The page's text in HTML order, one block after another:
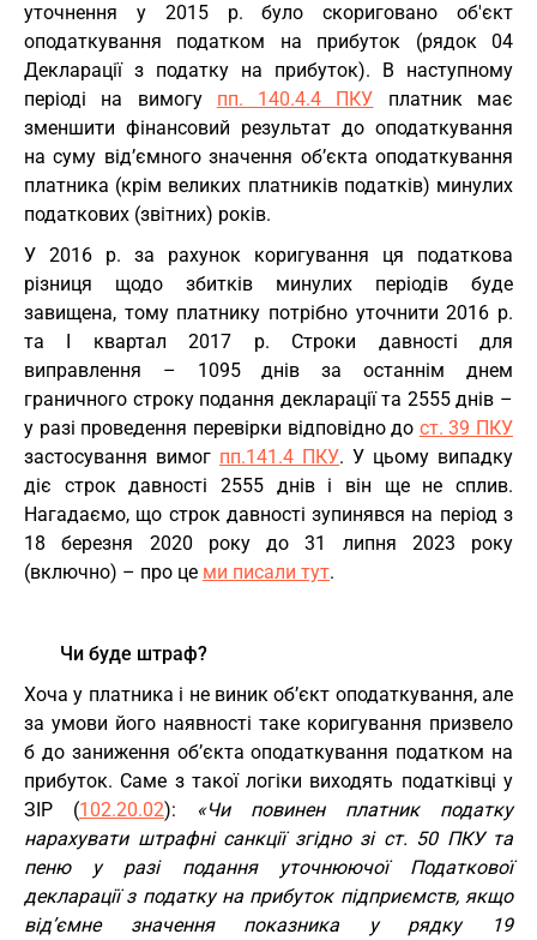
уточнення у 2015 р. було скориговано об'єкт
оподаткування податком на прибуток (рядок 04
Декларації з податку на прибуток). В наступному
періоді на вимогу пп. 140.4.4 ПКУ платник має
зменшити фінансовий результат до оподаткування
на суму від’ємного значення об’єкта оподаткування
платника (крім великих платників податків) минулих
податкових (звітних) років.
У 2016 р. за рахунок коригування ця податкова
різниця щодо збитків минулих періодів буде
завищена, тому платнику потрібно уточнити 2016 р.
та І квартал 2017 р. Строки давності для
виправлення – 1095 днів за останнім днем
граничного строку подання декларації та 2555 днів –
у разі проведення перевірки відповідно до ст. 39 ПКУ
застосування вимог пп.141.4 ПКУ. У цьому випадку
діє строк давності 2555 днів і він ще не сплив.
Нагадаємо, що строк давності зупинявся на період з
18 березня 2020 року до 31 липня 2023 року
(включно) – про це ми писали тут.
Чи буде штраф?
Хоча у платника і не виник об’єкт оподаткування, але
за умови його наявності таке коригування призвело
б до заниження об’єкта оподаткування податком на
прибуток. Саме з такої логіки виходять податківці у
ЗІР (102.20.02):
«Чи повинен платник податку
нарахувати штрафні санкції згідно зі ст. 50 ПКУ та
пеню у разі подання уточнюючої Податкової
декларації з податку на прибуток підприємств, якщо
від’ємне значення показника у рядку 19